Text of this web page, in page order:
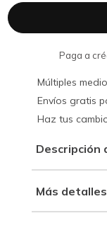
Paga a
Múltiples
Envíos gratis
Haz tus
Descripción
Más detalles